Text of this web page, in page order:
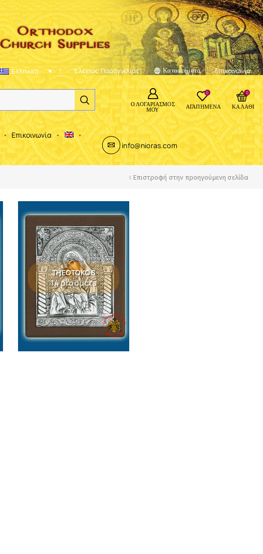
Ελληνικά Έλεγχος Παραγγελίας Καταστήματα Επικοινωνία
Ο ΛΟΓΑΡΙΑΣΜΌΣ
ΜΟΥ
0
ΑΓΑΠΗΜΈΝΑ
0
ΚΑΛΆΘΙ
Επικοινωνία
info@nioras.com
Επιστροφή στην προηγούμενη σελίδα
THEOTOKOS
14 products